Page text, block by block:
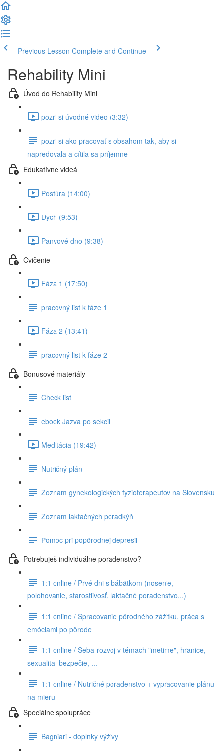
Previous Lesson Complete and Continue
Rehability Mini
Úvod do Rehability Mini
pozri si úvodné video (3:32)
pozri si ako pracovať s obsahom tak, aby si
napredovala a cítila sa príjemne
Edukatívne videá
Postúra (14:00)
Dych (9:53)
Panvové dno (9:38)
Cvičenie
Fáza 1 (17:50)
pracovný list k fáze 1
Fáza 2 (13:41)
pracovný list k fáze 2
Bonusové materiály
Check list
ebook Jazva po sekcii
Meditácia (19:42)
Nutričný plán
Zoznam gynekologických fyzioterapeutov na Slovensku
Zoznam laktačných poradkýň
Pomoc pri popôrodnej depresii
Potrebuješ individuálne poradenstvo?
1:1 online / Prvé dni s bábätkom (nosenie,
polohovanie, starostlivosť, laktačné poradenstvo,..)
1:1 online / Spracovanie pôrodného zážitku, práca s
emóciami po pôrode
1:1 online / Seba-rozvoj v témach "metime", hranice,
sexualita, bezpečie, ...
1:1 online / Nutričné poradenstvo + vypracovanie plánu
na mieru
Špeciálne spolupráce
Bagniari - doplnky výživy